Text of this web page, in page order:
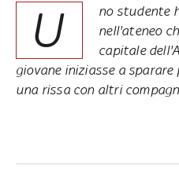
U
no studente
nell'ateneo
capitale
giovane iniziasse a
una rissa con altri